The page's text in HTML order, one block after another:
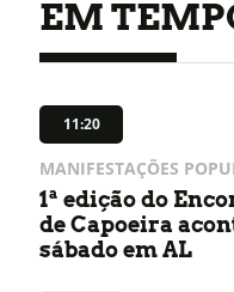
EM
11:20
MANIFESTAÇÕES
1ª edição do
de Capoeira
sábado em AL